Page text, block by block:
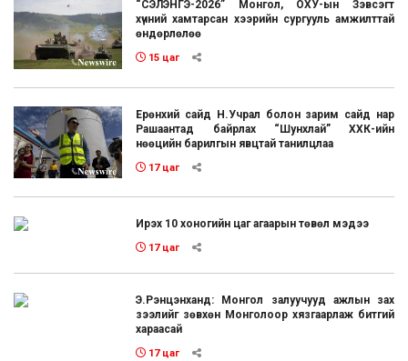
“СЭЛЭНГЭ-2026” Монгол, ОХУ-ын Зэвсэгт
хүчний хамтарсан хээрийн сургууль амжилттай
өндөрлөлөө
15 цаг
Ерөнхий сайд Н.Учрал болон зарим сайд нар
Рашаантад байрлах “Шунхлай” ХХК-ийн
нөөцийн барилгын явцтай танилцлаа
17 цаг
Ирэх 10 хоногийн цаг агаарын төвөл мэдээ
17 цаг
Э.Рэнцэнханд: Монгол залуучууд ажлын зах
зээлийг зөвхөн Монголоор хязгаарлаж битгий
хараасай
17 цаг